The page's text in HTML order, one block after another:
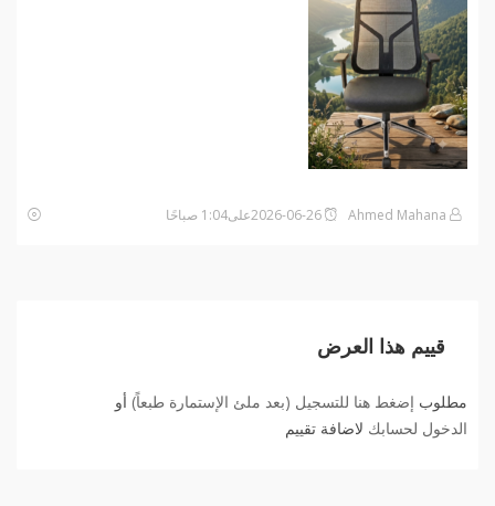
قييم هذا العرض
مطلوب إضغط هنا للتسجيل (بعد ملئ الإستمارة طبعاً) أو
الدخول لحسابك لاضافة تقييم